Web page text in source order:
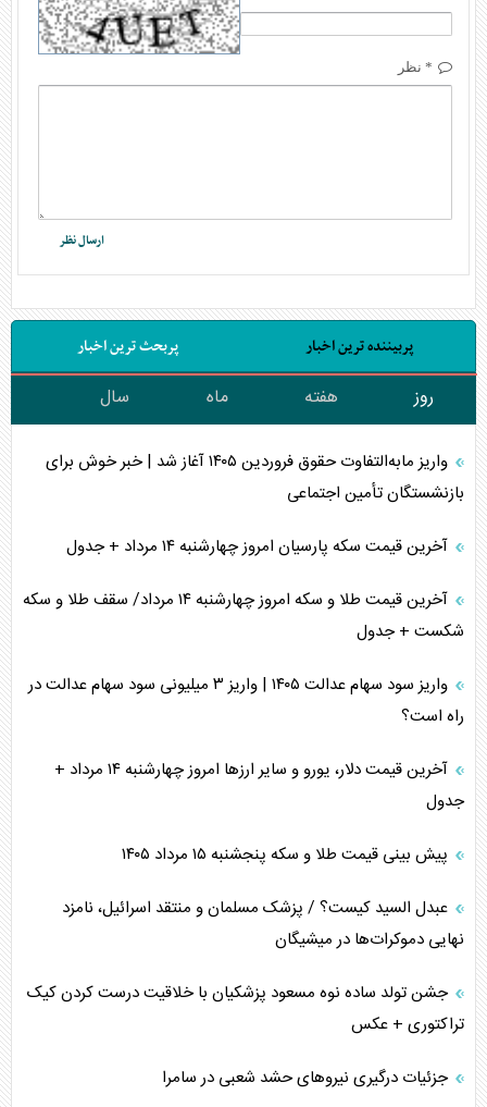
* نظر
پربیننده ترین اخبار پربحث ترین اخبار
روز هفته ماه سال
واریز مابه‌التفاوت حقوق فروردین ۱۴۰۵ آغاز شد | خبر خوش برای
بازنشستگان تأمین اجتماعی
آخرین قیمت سکه پارسیان امروز چهارشنبه ۱۴ مرداد + جدول
آخرین قیمت طلا و سکه امروز چهارشنبه ۱۴ مرداد/ سقف طلا و سکه
شکست + جدول
واریز سود سهام عدالت ۱۴۰۵ | واریز ۳ میلیونی سود سهام عدالت در
راه است؟
آخرین قیمت دلار، یورو و سایر ارز‌ها امروز چهارشنبه ۱۴ مرداد +
جدول
پیش بینی قیمت طلا و سکه پنجشنبه ۱۵ مرداد ۱۴۰۵
عبدل السید کیست؟ / پزشک مسلمان و منتقد اسرائیل، نامزد
نهایی دموکرات‌ها در میشیگان
جشن تولد ساده نوه مسعود پزشکیان با خلاقیت درست کردن کیک
تراکتوری + عکس
جزئیات درگیری نیرو‌های حشد شعبی در سامرا